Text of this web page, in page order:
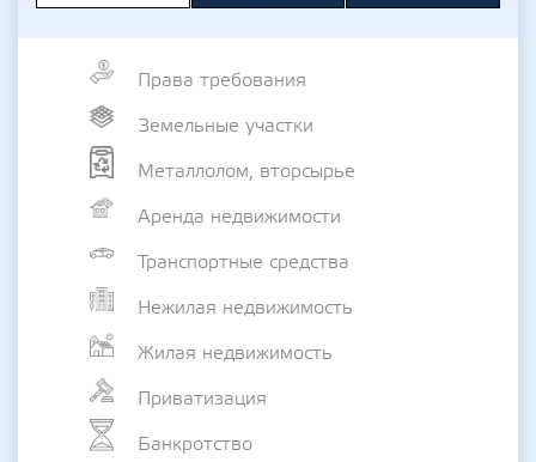
Права требования
Земельные участки
Металлолом, вторсырье
Аренда недвижимости
Транспортные средства
Нежилая недвижимость
Жилая недвижимость
Приватизация
Банкротство